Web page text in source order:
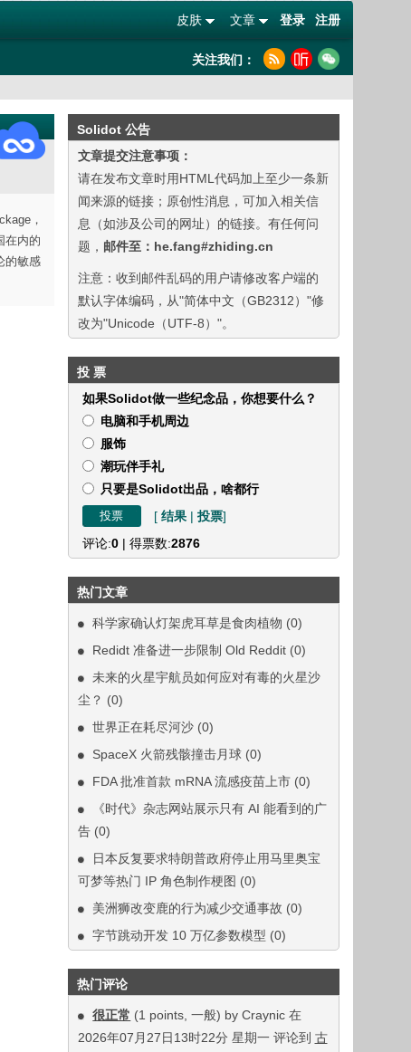
登录 注册
文章
皮肤
关注我们：
Solidot 公告
文章提交注意事项：
请在发布文章时用HTML代码加上至少一条新
闻来源的链接；原创性消息，可加入相关信
息（如涉及公司的网址）的链接。有任何问
题， 邮件至：he.fang#zhiding.cn
注意：收到邮件乱码的用户请修改客户端的
默认字体编码，从"简体中文（GB2312）"修
改为"Unicode（UTF-8）"。
投 票
如果Solidot做一些纪念品，你想要什么？
电脑和手机周边
服饰
潮玩伴手礼
只要是Solidot出品，啥都行
[ 结果| 投票]
评论:0| 得票数:2876
热门文章
科学家确认灯架虎耳草是食肉植物 (0)
Redidt 准备进一步限制 Old Reddit (0)
未来的火星宇航员如何应对有毒的火星沙
尘？ (0)
世界正在耗尽河沙 (0)
SpaceX 火箭残骸撞击月球 (0)
FDA 批准首款 mRNA 流感疫苗上市 (0)
《时代》杂志网站展示只有 AI 能看到的广
告 (0)
日本反复要求特朗普政府停止用马里奥宝
可梦等热门 IP 角色制作梗图 (0)
美洲狮改变鹿的行为减少交通事故 (0)
字节跳动开发 10 万亿参数模型 (0)
热门评论
很正常 (1 points, 一般) by Craynic 在
2026年07月27日13时22分 星期一 评论到 古
，
在内的
的敏感